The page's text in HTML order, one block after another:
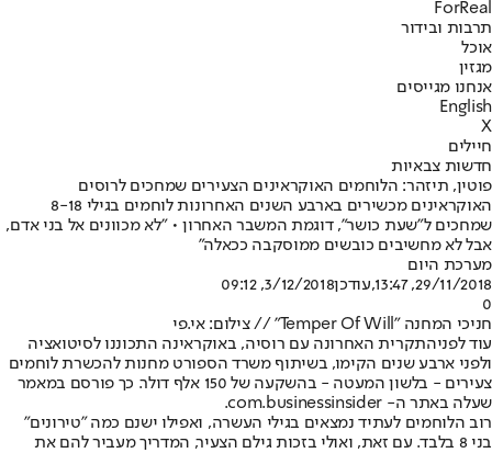
ForReal
תרבות ובידור
אוכל
מגזין
אנחנו מגייסים
English
X
חיילים
חדשות צבאיות
פוטין, תיזהר: הלוחמים האוקראינים הצעירים שמחכים לרוסים
האוקראינים מכשירים בארבע השנים האחרונות לוחמים בגילי 8-18
שמחכים ל"שעת כושר", דוגמת המשבר האחרון • "לא מכוונים אל בני אדם,
אבל לא מחשיבים כובשים ממוסקבה ככאלה"
מערכת היום
29/11/2018, 13:47
,עודכן3/12/2018, 09:12
0
חניכי המחנה "Temper Of Will" // צילום: אי.פי
עוד לפניהתקרית האחרונה עם רוסיה, באוקראינה התכוננו לסיטואציה
ולפני ארבע שנים הקימו, בשיתוף משרד הספורט מחנות להכשרת לוחמים
צעירים - בלשון המעטה - בהשקעה של 150 אלף דולר. כך פורסם במאמר
שעלה באתר ה- com.businessinsider.
רוב הלוחמים לעתיד נמצאים בגילי העשרה, ואפילו ישנם כמה "טירונים"
בני 8 בלבד. עם זאת, ואולי בזכות גילם הצעיר, המדריך מעביר להם את